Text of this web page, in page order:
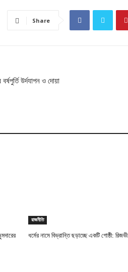
Share
উর্দযাপন ও দোয়া
রাজনীতি
ধর্মের নামে বিভ্রান্তি ছড়াচ্ছে একটি গোষ্ঠী: রিজভী